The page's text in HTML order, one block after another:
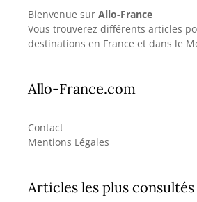
Bienvenue sur Allo-France
Vous trouverez différents articles
destinations en France et dans le
Allo-France.com
Contact
Mentions Légales
Articles les plus consultés